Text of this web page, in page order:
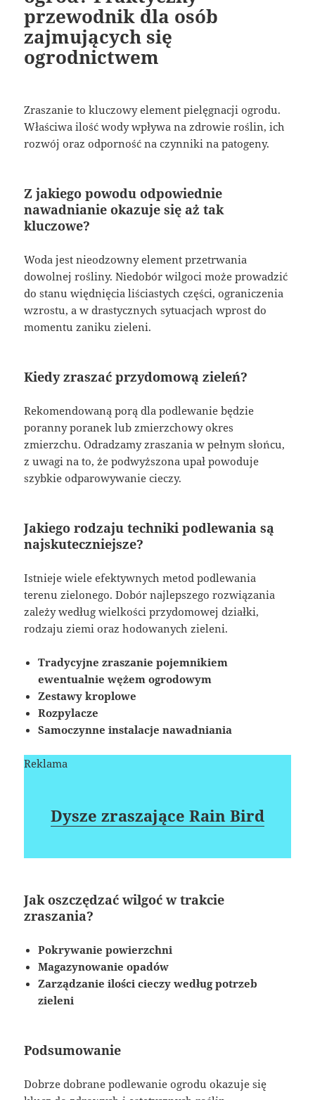
przewodnik dla osób
zajmujących się
ogrodnictwem
Zraszanie to kluczowy element pielęgnacji ogrodu.
Właściwa ilość wody wpływa na zdrowie roślin, ich
rozwój oraz odporność na czynniki na patogeny.
Z jakiego powodu odpowiednie
nawadnianie okazuje się aż tak
kluczowe?
Woda jest nieodzowny element przetrwania
dowolnej rośliny. Niedobór wilgoci może prowadzić
do stanu więdnięcia liściastych części, ograniczenia
wzrostu, a w drastycznych sytuacjach wprost do
momentu zaniku zieleni.
Kiedy zraszać przydomową zieleń?
Rekomendowaną porą dla podlewanie będzie
poranny poranek lub zmierzchowy okres
zmierzchu. Odradzamy zraszania w pełnym słońcu,
z uwagi na to, że podwyższona upał powoduje
szybkie odparowywanie cieczy.
Jakiego rodzaju techniki podlewania są
najskuteczniejsze?
Istnieje wiele efektywnych metod podlewania
terenu zielonego. Dobór najlepszego rozwiązania
zależy według wielkości przydomowej działki,
rodzaju ziemi oraz hodowanych zieleni.
Tradycyjne zraszanie pojemnikiem
ewentualnie wężem ogrodowym
Zestawy kroplowe
Rozpylacze
Samoczynne instalacje nawadniania
Reklama
Dysze zraszające Rain Bird
Jak oszczędzać wilgoć w trakcie
zraszania?
Pokrywanie powierzchni
Magazynowanie opadów
Zarządzanie ilości cieczy według potrzeb
zieleni
Podsumowanie
Dobrze dobrane podlewanie ogrodu okazuje się